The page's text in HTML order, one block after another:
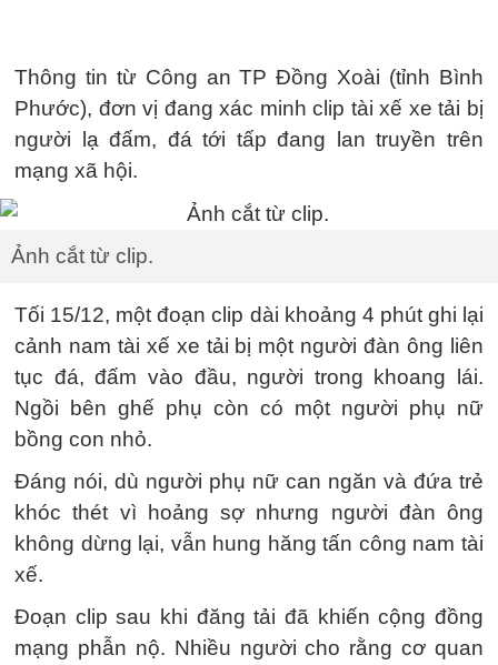
Thông tin từ Công an TP Đồng Xoài (tỉnh Bình
Phước), đơn vị đang xác minh clip tài xế xe tải bị
người lạ đấm, đá tới tấp đang lan truyền trên
mạng xã hội.
Ảnh cắt từ clip.
Tối 15/12, một đoạn clip dài khoảng 4 phút ghi lại
cảnh nam tài xế xe tải bị một người đàn ông liên
tục đá, đấm vào đầu, người trong khoang lái.
Ngồi bên ghế phụ còn có một người phụ nữ
bồng con nhỏ.
Đáng nói, dù người phụ nữ can ngăn và đứa trẻ
khóc thét vì hoảng sợ nhưng người đàn ông
không dừng lại, vẫn hung hăng tấn công nam tài
xế.
Đoạn clip sau khi đăng tải đã khiến cộng đồng
mạng phẫn nộ. Nhiều người cho rằng cơ quan